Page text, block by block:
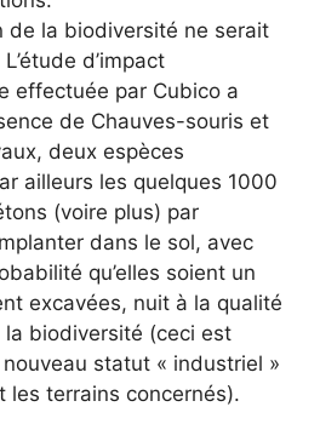
de la biodiversité ne serait
d’impact
effectuée par Cubico a
de Chauves-souris et
deux espèces
ailleurs les quelques 1000
(voire plus) par
dans le sol, avec
qu’elles soient un
excavées, nuit à la qualité
la biodiversité (ceci est
statut « industriel »
les terrains concernés).